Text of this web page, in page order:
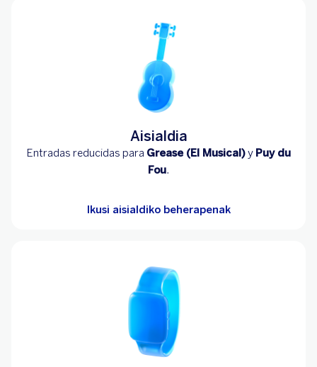
Aisialdia
Entradas reducidas para Grease (El Musical)y Puy du
Fou.
Ikusi aisialdiko beherapenak